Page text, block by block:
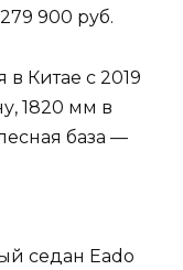
900 руб.
в Китае с 2019
1820 мм в
база —